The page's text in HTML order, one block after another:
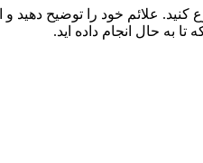
علائم خود را توضیح دهید
به حال انجام داده اید.